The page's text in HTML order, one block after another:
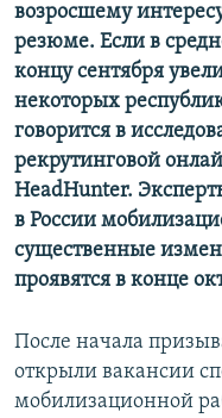
возросшему
резюме. Если в
концу сентября
некоторых
говорится в
рекрутинговой
HeadHunter.
в России
существенные
проявятся в конце
После начала
открыли вакансии
мобилизационной